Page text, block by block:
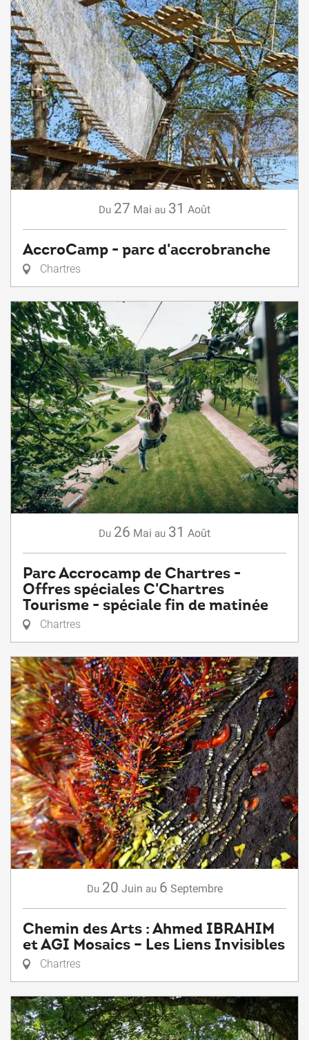
Du 27 Mai au 31 Août
AccroCamp - parc d'accrobranche
Chartres
Du 26 Mai au 31 Août
Parc Accrocamp de Chartres -
Offres spéciales C'Chartres
Tourisme - spéciale fin de matinée
Chartres
Du 20 Juin au 6 Septembre
Chemin des Arts : Ahmed IBRAHIM
et AGI Mosaics – Les Liens Invisibles
Chartres